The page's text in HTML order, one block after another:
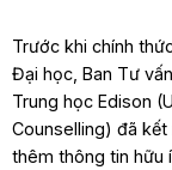
Trước khi chính
Đại học, Ban Tư
Trung học Edison
Counselling) đã
thêm thông tin hữu